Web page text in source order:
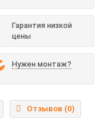
Гарантия низкой
цены
Нужен монтаж?
Отзывов (0)